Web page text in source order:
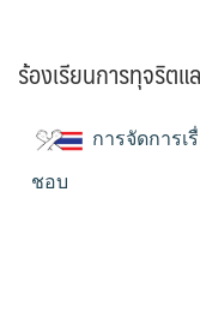
ร้องเรียนการทุจริต
การจัดการเ
ชอบ